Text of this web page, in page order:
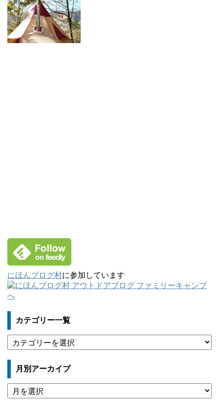
にほんブログ村に参加しています
カテゴリー一覧
テ
ゴ
ー
一
覧
月別アーカイブ
月
別